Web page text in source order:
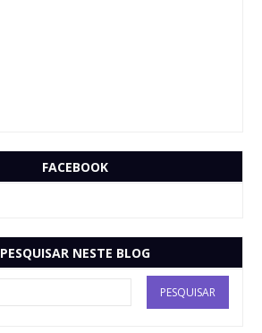
FACEBOOK
PESQUISAR NESTE BLOG